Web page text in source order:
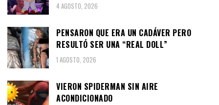
4 AGOSTO, 2026
PENSARON QUE ERA UN CADÁVER PERO
RESULTÓ SER UNA “REAL DOLL”
1 AGOSTO, 2026
VIERON SPIDERMAN SIN AIRE
ACONDICIONADO